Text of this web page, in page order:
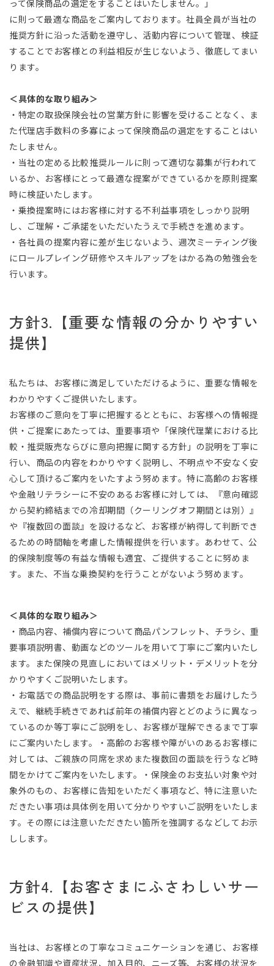
って保険商品の選定をすることはいたしません。」
に則って最適な商品をご案内しております。社員全員が当社の
推奨方針に沿った活動を遵守し、活動内容について管理、検証
することでお客様との利益相反が生じないよう、徹底してまい
ります。
＜具体的な取り組み＞
・特定の取扱保険会社の営業方針に影響を受けることなく、ま
た代理店手数料の多寡によって保険商品の選定をすることはい
たしません。
・当社の定める比較推奨ルールに則って適切な募集が行われて
いるか、お客様にとって最適な提案ができているかを原則提案
時に検証いたします。
・乗換提案時にはお客様に対する不利益事項をしっかり説明
し、ご理解・ご承諾をいただいたうえで手続きを進めます。
・各社員の提案内容に差が生じないよう、週次ミーティング後
にロールプレイング研修やスキルアップをはかる為の勉強会を
行います。
方針3.【重要な情報の分かりやすい
提供】
私たちは、お客様に満足していただけるように、重要な情報を
わかりやすくご提供いたします。
お客様のご意向を丁寧に把握するとともに、お客様への情報提
供・ご提案にあたっては、重要事項や「保険代理業における比
較・推奨販売ならびに意向把握に関する方針」の説明を丁寧に
行い、商品の内容をわかりやすく説明し、不明点や不安なく安
心して頂けるご案内をいたすよう努めます。特に高齢のお客様
や金融リテラシーに不安のあるお客様に対しては、『意向確認
から契約締結までの冷却期間（クーリングオフ期間とは別）』
や『複数回の面談』を設けるなど、お客様が納得して判断でき
るための時間軸を考慮した情報提供を行います。あわせて、公
的保険制度等の有益な情報も適宜、ご提供することに努めま
す。また、不当な乗換契約を行うことがないよう努めます。
＜具体的な取り組み＞
・商品内容、補償内容について商品パンフレット、チラシ、重
要事項説明書、動画などのツールを用いて丁寧にご案内いたし
ます。また保険の見直しにおいてはメリット・デメリットを分
かりやすくご説明いたします。
・お電話での商品説明をする際は、事前に書類をお届けしたう
えで、継続手続きであれば前年の補償内容とどのように異なっ
ているのか等丁寧にご説明をし、お客様が理解できるまで丁寧
にご案内いたします。・高齢のお客様や障がいのあるお客様に
対しては、ご親族の同席を求めまた複数回の面談を行うなど時
間をかけてご案内をいたします。・保険金のお支払い対象や対
象外のもの、お客様に告知をいただく事項など、特に注意いた
だきたい事項は具体例を用いて分かりやすいご説明をいたしま
す。その際には注意いただきたい箇所を強調するなどしてお示
しします。
方針4.【お客さまにふさわしいサー
ビスの提供】
当社は、お客様との丁寧なコミュニケーションを通じ、お客様
の金融知識や資産状況、加入目的、ニーズ等、お客様の状況を